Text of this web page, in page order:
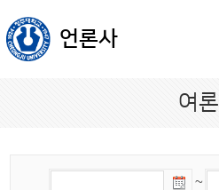
언론사
여론
~